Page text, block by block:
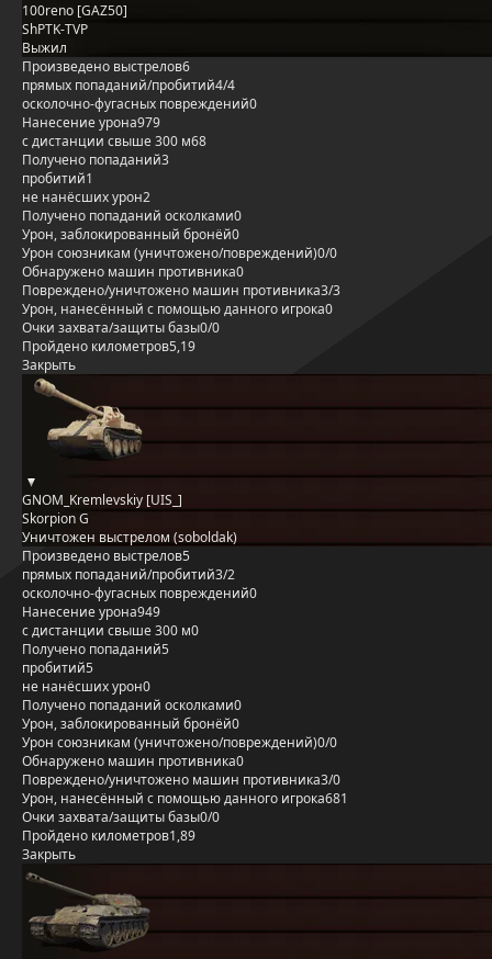
100reno [GAZ50]
ShPTK-TVP
Выжил
Произведено выстрелов6
прямых попаданий/пробитий4/4
осколочно-фугасных повреждений0
Нанесение урона979
с дистанции свыше 300 м68
Получено попаданий3
пробитий1
не нанёсших урон2
Получено попаданий осколками0
Урон, заблокированный бронёй0
Урон союзникам (уничтожено/повреждений)0/0
Обнаружено машин противника0
Повреждено/уничтожено машин противника3/3
Урон, нанесённый с помощью данного игрока0
Очки захвата/защиты базы0/0
Пройдено километров5,19
Закрыть
GNOM_Kremlevskiy [UIS_]
Skorpion G
Уничтожен выстрелом (soboldak)
Произведено выстрелов5
прямых попаданий/пробитий3/2
осколочно-фугасных повреждений0
Нанесение урона949
с дистанции свыше 300 м0
Получено попаданий5
пробитий5
не нанёсших урон0
Получено попаданий осколками0
Урон, заблокированный бронёй0
Урон союзникам (уничтожено/повреждений)0/0
Обнаружено машин противника0
Повреждено/уничтожено машин противника3/0
Урон, нанесённый с помощью данного игрока681
Очки захвата/защиты базы0/0
Пройдено километров1,89
Закрыть